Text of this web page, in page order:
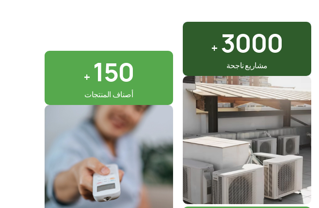
3000
+
مشاريع ناجحة 150
+
أصناف المنتجات